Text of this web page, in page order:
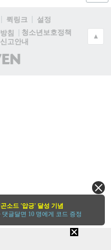
퀵링크
설정
침
청소년보호정책
고안내
)
▲
소드 '압긍' 달성 기념
댓글달면 10 명에게 코드 증정